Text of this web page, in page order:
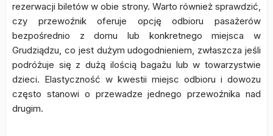
rezerwacji biletów w obie strony. Warto również sprawdzić,
czy przewoźnik oferuje opcję odbioru pasażerów
bezpośrednio z domu lub konkretnego miejsca w
Grudziądzu, co jest dużym udogodnieniem, zwłaszcza jeśli
podróżuje się z dużą ilością bagażu lub w towarzystwie
dzieci. Elastyczność w kwestii miejsc odbioru i dowozu
często stanowi o przewadze jednego przewoźnika nad
drugim.